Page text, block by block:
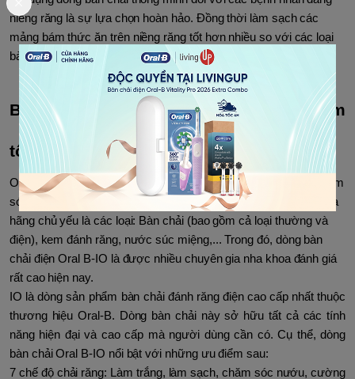
niềng răng là sự lựa chọn hoàn hảo. Đồng thời làm sạch các
mảng bám thức ăn trên niềng răng tốt hơn nhiều so với các loại
bàn chải thường.
Bàn chải điện Oral B-IO - Dòng sản phẩm
tốt nhất hiện nay
Oral-B là thương hiệu chuyên cung cấp các sản phẩm giúp chăm
sóc và bảo vệ răng miệng nổi tiếng toàn cầu. Các sản phẩm của
hãng chủ yếu là các loại: Bàn chải (bao gồm cả loại thường và
điện), kem đánh răng, nước súc miệng,... Trong đó, dòng bàn
chải điện Oral B-IO là được nhiều chuyên gia nha khoa đánh giá
rất cao hiện nay.
IO là dòng sản phẩm bàn chải đánh răng điện cao cấp nhất thuộc
thương hiệu Oral-B. Dòng bàn chải này sở hữu tất cả các tính
năng hiện đại và cao cấp mà người dùng cần có. Cụ thể, dòng
bàn chải Oral B-IO nổi bật với những ưu điểm sau:
7 chế độ chải răng: Làm trắng, làm sạch, chăm sóc nướu, cường